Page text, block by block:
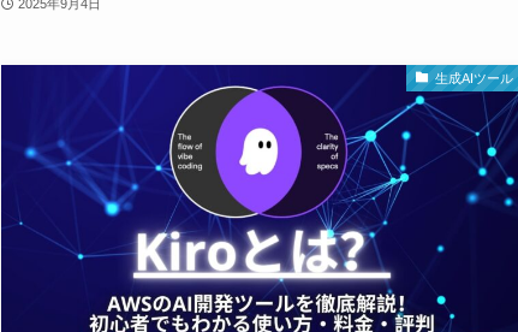
2025年9月4日
生成AIツール